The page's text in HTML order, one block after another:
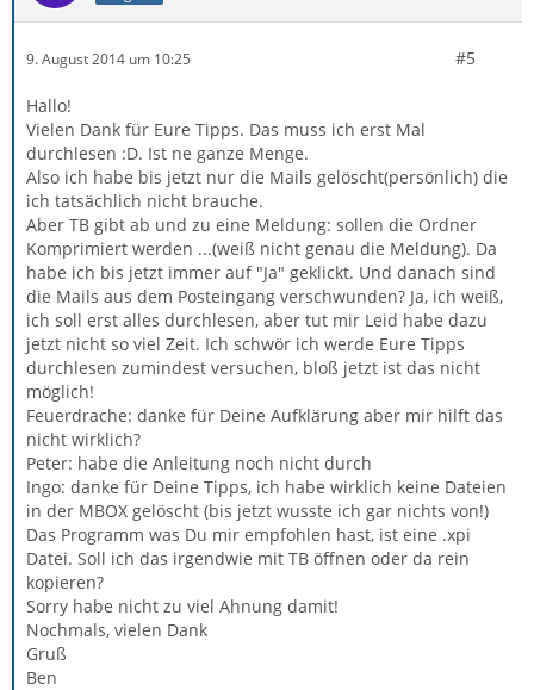
9. August 2014 um 10:25 #5
Hallo!
Vielen Dank für Eure Tipps. Das muss ich erst Mal
durchlesen :D. Ist ne ganze Menge.
Also ich habe bis jetzt nur die Mails gelöscht(persönlich) die
ich tatsächlich nicht brauche.
Aber TB gibt ab und zu eine Meldung: sollen die Ordner
Komprimiert werden ...(weiß nicht genau die Meldung). Da
habe ich bis jetzt immer auf "Ja" geklickt. Und danach sind
die Mails aus dem Posteingang verschwunden? Ja, ich weiß,
ich soll erst alles durchlesen, aber tut mir Leid habe dazu
jetzt nicht so viel Zeit. Ich schwör ich werde Eure Tipps
durchlesen zumindest versuchen, bloß jetzt ist das nicht
möglich!
Feuerdrache: danke für Deine Aufklärung aber mir hilft das
nicht wirklich?
Peter: habe die Anleitung noch nicht durch
Ingo: danke für Deine Tipps, ich habe wirklich keine Dateien
in der MBOX gelöscht (bis jetzt wusste ich gar nichts von!)
Das Programm was Du mir empfohlen hast, ist eine .xpi
Datei. Soll ich das irgendwie mit TB öffnen oder da rein
kopieren?
Sorry habe nicht zu viel Ahnung damit!
Nochmals, vielen Dank
Gruß
Ben